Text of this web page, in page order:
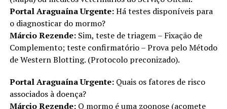
Portal Araguaína Urgente:Há testes disponíveis para
o diagnosticar do mormo?
Márcio Rezende:Sim, teste de triagem – Fixação de
Complemento; teste confirmatório – Prova pelo Método
de Western Blotting. (Protocolo preconizado).
Portal Araguaína Urgente:Quais os fatores de risco
associados à doença?
Márcio Rezende:O mormo é uma zoonose (acomete